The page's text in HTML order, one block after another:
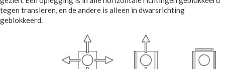
tegen transleren, en de andere is alleen in dwarsrichting
geblokkeerd.